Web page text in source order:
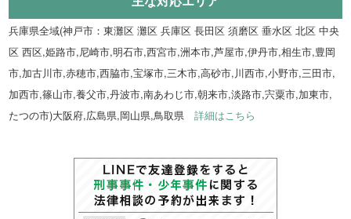
兵庫県全域(神戸市：東灘区 灘区 兵庫区 長田区 須磨区 垂水区 北区 中央
区 西区,姫路市,尼崎市,明石市,西宮市,洲本市,芦屋市,伊丹市,相生市,豊岡
市,加古川市,赤穂市,西脇市,宝塚市,三木市,高砂市,川西市,小野市,三田市,
加西市,篠山市,養父市,丹波市,南あわじ市,朝来市,淡路市,宍粟市,加東市,
たつの市)大阪府,広島県,岡山県,鳥取県詳細はこちら